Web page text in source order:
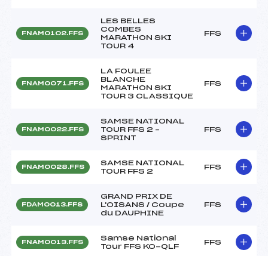
FNAM0102.FFS
LES BELLES
COMBES
MARATHON SKI
TOUR 4
FFS
FNAM0071.FFS
LA FOULEE
BLANCHE
MARATHON SKI
TOUR 3 CLASSIQUE
FFS
FNAM0022.FFS
SAMSE NATIONAL
TOUR FFS 2 –
SPRINT
FFS
FNAM0028.FFS
SAMSE NATIONAL
TOUR FFS 2
FFS
FDAM0013.FFS
GRAND PRIX DE
L'OISANS / Coupe
du DAUPHINE
FFS
FNAM0013.FFS
Samse National
Tour FFS KO-QLF
FFS